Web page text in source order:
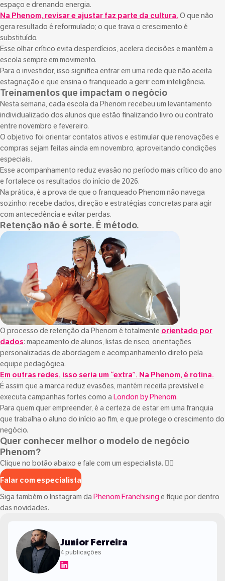
espaço e drenando energia.
Na Phenom, revisar e ajustar faz parte da cultura. O que não
gera resultado é reformulado; o que trava o crescimento é
substituído.
Esse olhar crítico evita desperdícios, acelera decisões e mantém a
escola sempre em movimento.
Para o investidor, isso significa entrar em uma rede que não aceita
estagnação e que ensina o franqueado a gerir com inteligência.
Treinamentos que impactam o negócio
Nesta semana, cada escola da Phenom recebeu um levantamento
individualizado dos alunos que estão finalizando livro ou contrato
entre novembro e fevereiro.
O objetivo foi orientar contatos ativos e estimular que renovações e
compras sejam feitas ainda em novembro, aproveitando condições
especiais.
Esse acompanhamento reduz evasão no período mais crítico do ano
e fortalece os resultados do início de 2026.
Na prática, é a prova de que o franqueado Phenom não navega
sozinho: recebe dados, direção e estratégias concretas para agir
com antecedência e evitar perdas.
Retenção não é sorte. É método.
O processo de retenção da Phenom é totalmente orientado por
dados: mapeamento de alunos, listas de risco, orientações
personalizadas de abordagem e acompanhamento direto pela
equipe pedagógica.
Em outras redes, isso seria um “extra”. Na Phenom, é rotina.
É assim que a marca reduz evasões, mantém receita previsível e
executa campanhas fortes como a London by Phenom.
Para quem quer empreender, é a certeza de estar em uma franquia
que trabalha o aluno do início ao fim, e que protege o crescimento do
negócio.
Quer conhecer melhor o modelo de negócio
Phenom?
Clique no botão abaixo e fale com um especialista. 👇🏻
Falar com especialista
Siga também o Instagram da Phenom Franchising e fique por dentro
das novidades.
Junior Ferreira
4 publicações